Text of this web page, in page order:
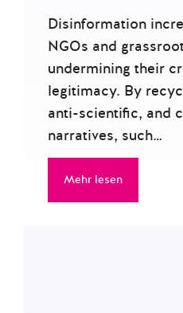
Disinformation
NGOs and
undermining their
legitimacy. By
anti-scientific, and
narratives, such…
Mehr lesen